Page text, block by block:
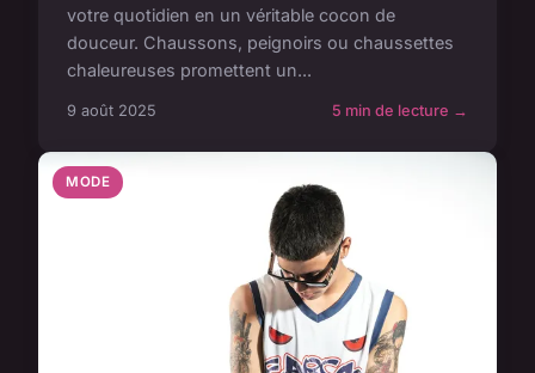
votre quotidien en un véritable cocon de
douceur. Chaussons, peignoirs ou chaussettes
chaleureuses promettent un...
9 août 2025 5 min de lecture →
MODE